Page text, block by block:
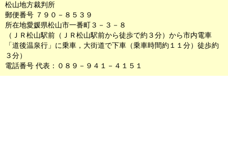
松山地方裁判所
郵便番号 ７９０－８５３９
所在地愛媛県松山市一番町３－３－８
（ＪＲ松山駅前（ＪＲ松山駅前から徒歩で約３分）から市内電車
「道後温泉行」に乗車，大街道で下車（乗車時間約１１分）徒歩約
３分）
電話番号 代表：０８９－９４１－４１５１